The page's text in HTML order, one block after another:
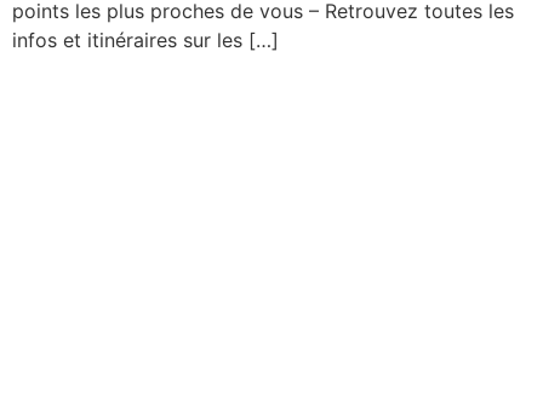
points les plus proches de vous – Retrouvez toutes les
infos et itinéraires sur les […]